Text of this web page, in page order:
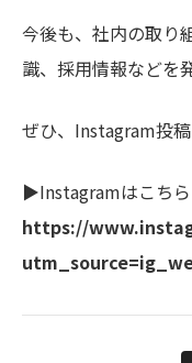
今後も、社内の取り
識、採用情報などを
ぜひ、Instagram投
▶Instagramはこちら
https://